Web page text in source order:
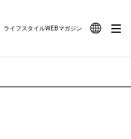
ライフスタイルWEBマガジン
#OUTDOOR